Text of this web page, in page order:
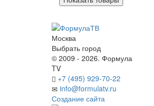
Москва
Выбрать город
© 2009 - 2026. Формула
TV
+7 (495) 929-70-22
info@formulatv.ru
Создание сайта